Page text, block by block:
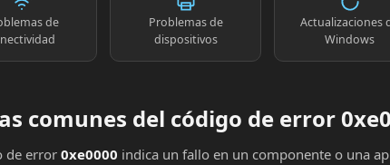
de
Problemas de
dispositivos
Actualizaciones
Windows
comunes del código de error
de error 0xe0000 indica un fallo en un componente o una